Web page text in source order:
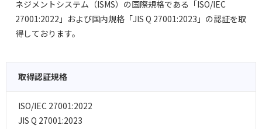
ネジメントシステム（ISMS）の国際規格である「ISO/IEC
27001:2022」および国内規格「JIS Q 27001:2023」の認証を取
得しております。
取得認証規格
ISO/IEC 27001:2022
JIS Q 27001:2023